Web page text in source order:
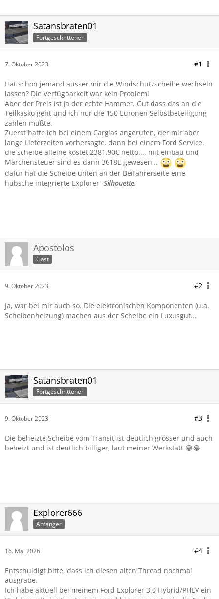
Satansbraten01
Fortgeschrittener
7. Oktober 2023 #1
Hat schon jemand ausser mir die Windschutzscheibe wechseln
lassen? Die Verfügbarkeit war kein Problem!
Aber der Preis ist ja der echte Hammer. Gut dass das an die
Teilkasko geht und ich nur die 150 Euronen Selbstbeteiligung
zahlen mußte.
Zuerst hatte ich bei einem Carglas angerufen, der mir aber
lange Lieferzeiten vorhersagte. dann bei einem Ford Service.
die scheibe alleine kostet 2381,90€ netto.... mit einbau und
Märchensteuer sind es dann 3618E gewesen...
dafür hat die Scheibe unten an der Beifahrerseite eine
hübsche integrierte Explorer- Silhouette.
Apostolos
Gast
9. Oktober 2023 #2
Ja, war bei mir auch so. Die elektronischen Komponenten (u.a.
Scheibenheizung) machen aus der Scheibe ein Luxusgut...
Satansbraten01
Fortgeschrittener
9. Oktober 2023 #3
Die beheizte Scheibe vom Transit ist deutlich grösser und auch
beheizt und ist deutlich billiger, laut meiner Werkstatt 😁😂
Explorer666
Anfänger
16. Mai 2026 #4
Entschuldigt bitte, dass ich diesen alten Thread nochmal
ausgrabe.
Ich habe aktuell bei meinem Ford Explorer 3.0 Hybrid/PHEV ein